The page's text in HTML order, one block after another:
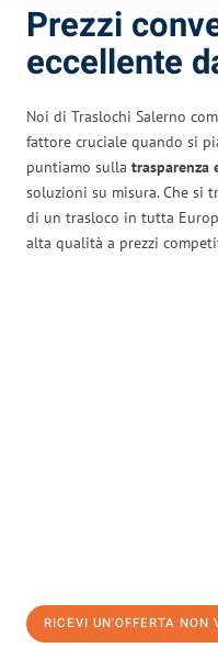
Prezzi
eccellente
Noi di Traslochi Salerno
fattore cruciale quando si
puntiamo sulla trasparenza
soluzioni su misura. Che si
di un trasloco in tutta
alta qualità a prezzi
RICEVI UN'OFFERTA NON